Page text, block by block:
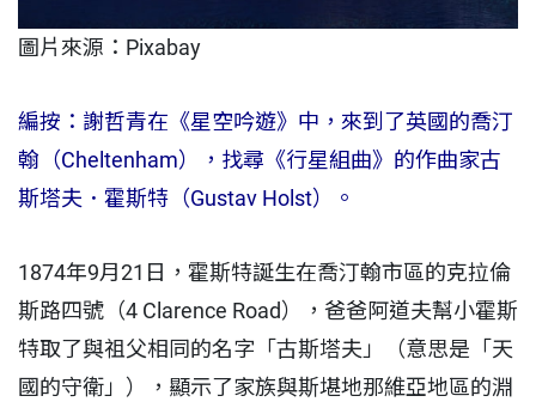
圖片來源： Pixabay
編按：謝哲青在《星空吟遊》中，來到了英國的喬汀
翰（Cheltenham），找尋《行星組曲》的作曲家古
斯塔夫．霍斯特（Gustav Holst）。
1874年9月21日，霍斯特誕生在喬汀翰市區的克拉倫
斯路四號（4 Clarence Road），爸爸阿道夫幫小霍斯
特取了與祖父相同的名字「古斯塔夫」（意思是「天
國的守衛」），顯示了家族與斯堪地那維亞地區的淵